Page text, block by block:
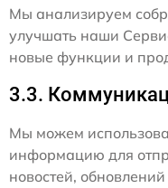
Мы анализируем
улучшать наши
новые функции и
3.3.
Мы можем
информацию для
новостей,